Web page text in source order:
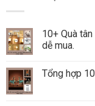
10+ Quà
dễ mua.
Tổng hợp